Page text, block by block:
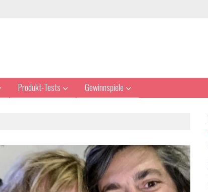
Produkt-Tests Gewinnspiele